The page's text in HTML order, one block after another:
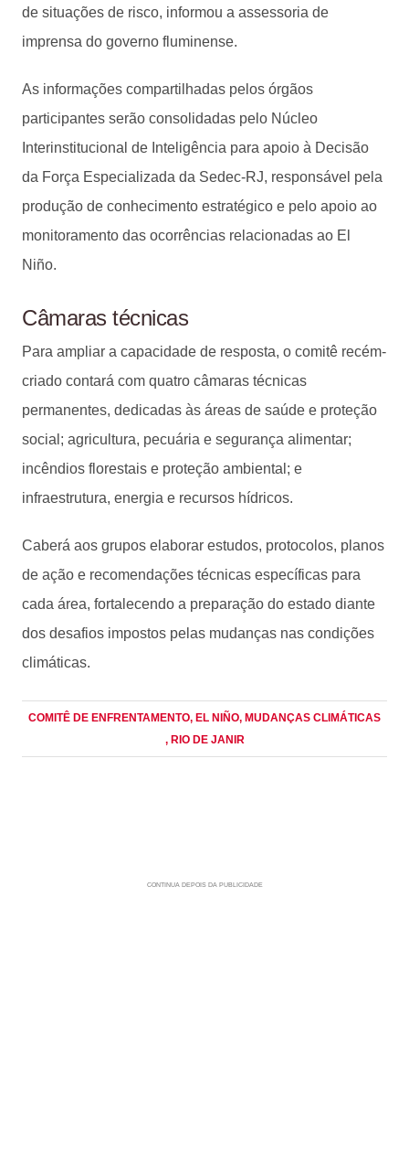
de situações de risco, informou a assessoria de
imprensa do governo fluminense.
As informações compartilhadas pelos órgãos
participantes serão consolidadas pelo Núcleo
Interinstitucional de Inteligência para apoio à Decisão
da Força Especializada da Sedec-RJ, responsável pela
produção de conhecimento estratégico e pelo apoio ao
monitoramento das ocorrências relacionadas ao El
Niño.
Câmaras técnicas
Para ampliar a capacidade de resposta, o comitê recém-
criado contará com quatro câmaras técnicas
permanentes, dedicadas às áreas de saúde e proteção
social; agricultura, pecuária e segurança alimentar;
incêndios florestais e proteção ambiental; e
infraestrutura, energia e recursos hídricos.
Caberá aos grupos elaborar estudos, protocolos, planos
de ação e recomendações técnicas específicas para
cada área, fortalecendo a preparação do estado diante
dos desafios impostos pelas mudanças nas condições
climáticas.
COMITÊ DE ENFRENTAMENTO, EL NIÑO, MUDANÇAS CLIMÁTICAS
, RIO DE JANIR